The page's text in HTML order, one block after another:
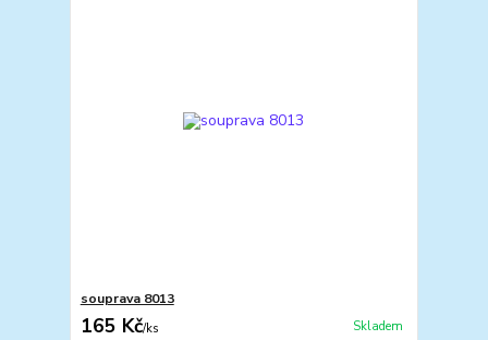
souprava 8013
165 Kč/ks Skladem